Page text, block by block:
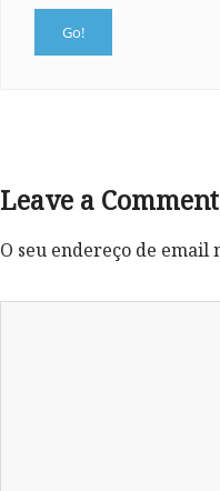
Leave a Comment
O seu endereço de email